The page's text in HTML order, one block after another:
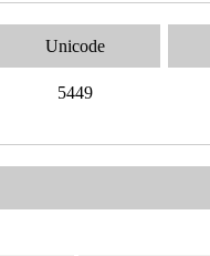
Unicode
5449